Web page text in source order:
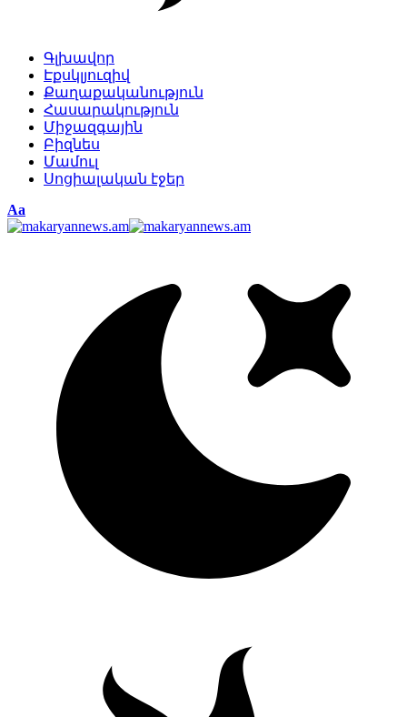
Գլխավոր
Էքսկլյուզիվ
Քաղաքականություն
Հասարակություն
Միջազգային
Բիզնես
Մամուլ
Սոցիալական էջեր
Изменение
размера
Аа